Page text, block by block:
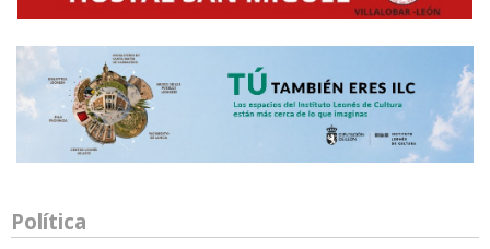
Política